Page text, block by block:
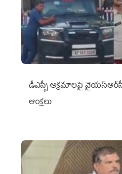
డీఎస్సీ అక్రమాలపై
ఆంక్షలు